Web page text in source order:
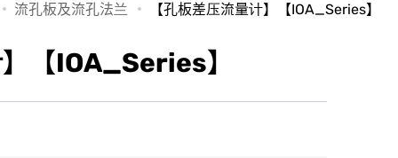
流孔板及流孔法兰 【孔板差压流量计】【IOA_Series】
【IOA_Series】